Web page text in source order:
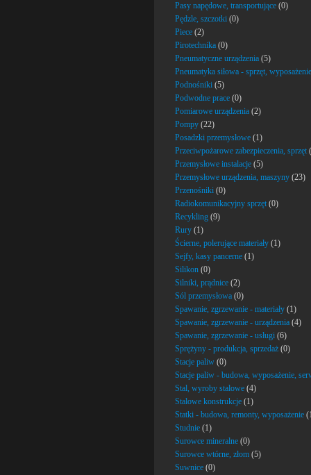
Pasy napędowe, transportujące (0)
Pędzle, szczotki (0)
Piece (2)
Pirotechnika (0)
Pneumatyczne urządzenia (5)
Pneumatyka siłowa - sprzęt, wyposażenie
Podnośniki (5)
Podwodne prace (0)
Pomiarowe urządzenia (2)
Pompy (22)
Posadzki przemysłowe (1)
Przeciwpożarowe zabezpieczenia, sprzęt
Przemysłowe instalacje (5)
Przemysłowe urządzenia, maszyny (23)
Przenośniki (0)
Radiokomunikacyjny sprzęt (0)
Recykling (9)
Rury (1)
Ścierne, polerujące materiały (1)
Sejfy, kasy pancerne (1)
Silikon (0)
Silniki, prądnice (2)
Sól przemysłowa (0)
Spawanie, zgrzewanie - materiały (1)
Spawanie, zgrzewanie - urządzenia (4)
Spawanie, zgrzewanie - usługi (6)
Sprężyny - produkcja, sprzedaż (0)
Stacje paliw (0)
Stacje paliw - budowa, wyposażenie,
Stal, wyroby stalowe (4)
Stalowe konstrukcje (1)
Statki - budowa, remonty, wyposażenie
Studnie (1)
Surowce mineralne (0)
Surowce wtórne, złom (5)
Suwnice (0)